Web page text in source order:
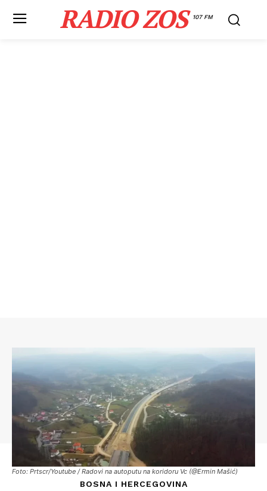
RADIO ZOS 107 FM
Foto: Prtscr/Youtube / Radovi na autoputu na koridoru Vc (@Ermin Mašić)
BOSNA I HERCEGOVINA